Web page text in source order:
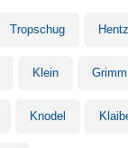
Tropschug
Klein Grimm
Knodel